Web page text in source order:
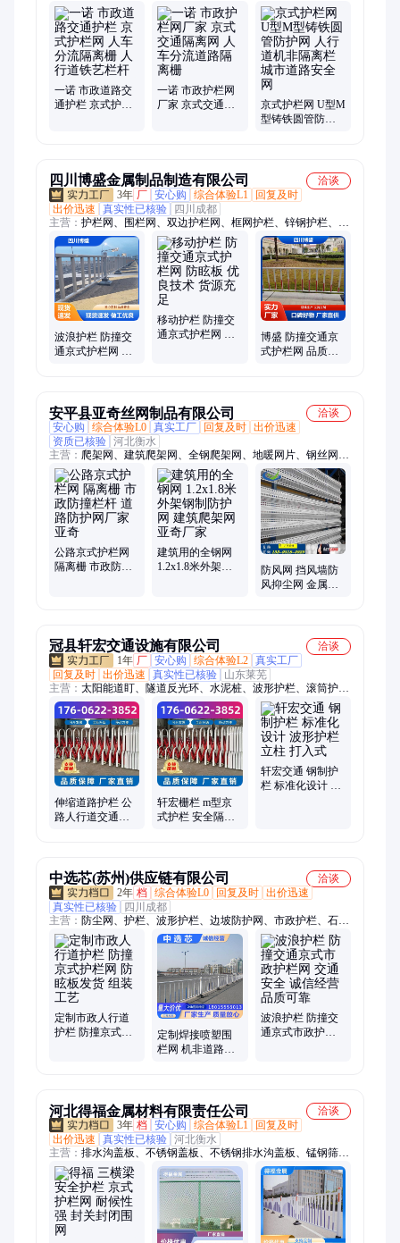
一诺 市政道路交
通护栏 京式护栏
一诺 市政护栏网
厂家 京式交通隔
京式护栏网 U型M
型铸铁圆管防护
四川博盛金属制品制造有限公司
洽谈
3年 厂 安心购 综合体验L1
回复及时
出价迅速
真实性已核验
四川成都
主营： 护栏网、围栏网、双边护栏网、框网护栏、锌钢护栏、建
筑网片、桃形柱护栏、边坡防护网、石笼网、防抛网、基坑护
栏、勾花网、桃柱型护栏、边框护栏、人行道防护栏、爬刺网、
球场围栏网、市政道路护栏网、框架护栏网、铁丝网围栏、钢格
板、钢格栅
波浪护栏 防撞交
通京式护栏网 交
移动护栏 防撞交
通京式护栏网 防
博盛 防撞交通京
式护栏网 品质优
安平县亚奇丝网制品有限公司
洽谈
安心购
综合体验L0 真实工厂 回复及时 出价迅速
资质已核验 河北衡水
主营： 爬架网、建筑爬架网、全钢爬架网、地暖网片、钢丝网
片、钢筋网片、脚手架爬架网、外架钢板网片、喷塑爬架网、爬
架防护网、脚手架钢板网、钢制爬架网、建筑防护网、镀锌钢丝
网片、外架钢制防护网、护栏网、冲孔网片、桥梁防抛网、公路
防眩网、车间隔离网、高速护栏网、新型围挡网、脚手架钢笆
片、装配式围挡
公路京式护栏网
隔离栅 市政防撞
建筑用的全钢网
1.2x1.8米外架钢
防风网 挡风墙防
风抑尘网 金属防
冠县轩宏交通设施有限公司
洽谈
1年 厂 安心购 综合体验L2 真实工厂
回复及时 出价迅速 真实性已核验
山东莱芜
主营： 太阳能道盯、隧道反光环、水泥桩、波形护栏、滚筒护
栏、桥梁护栏、伸缩护栏、反光膜、玻璃钢柱帽、轮廓标、光伏
螺栓、钢管警示桩、防眩板、防撞垫
伸缩道路护栏 公
路人行道交通防
轩宏栅栏 m型京
式护栏 安全隔离
轩宏交通 钢制护
栏 标准化设计 波
中选芯(苏州)供应链有限公司
洽谈
2年 档 综合体验L0 回复及时 出价迅速
真实性已核验
四川成都
主营： 防尘网、护栏、波形护栏、边坡防护网、市政护栏、石笼
网、隔离网、围栏、声屏障、钢格板
定制市政人行道
护栏 防撞京式护
定制焊接喷塑围
栏网 机非道路京
波浪护栏 防撞交
通京式市政护栏
河北得福金属材料有限责任公司
洽谈
3年 档 安心购 综合体验L1
回复及时
出价迅速
真实性已核验 河北衡水
主营： 排水沟盖板、不锈钢盖板、不锈钢排水沟盖板、锰钢筛
网、不锈钢防坠网、采光带防护网、雨水篦子、地沟盖板、成品
沟盖板、水篦子、镀锌水沟盖板、下水道篦子、铸钢盖板、铸钢
水篦子、铸钢格栅板、铸钢井盖、不锈钢筛板、光伏走道板、锌
铝镁走道板、防滑板、鳄鱼嘴防滑板、铝合金防滑板、鱼眼防滑
板、下水道盖板、筛板